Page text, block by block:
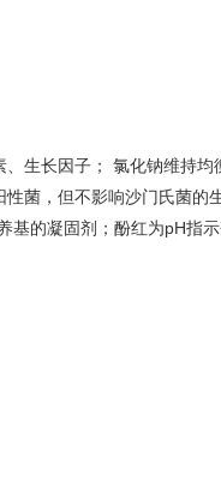
生长因子； 氯化钠维持均
菌，但不影响沙门氏菌的
的凝固剂；酚红为pH指示